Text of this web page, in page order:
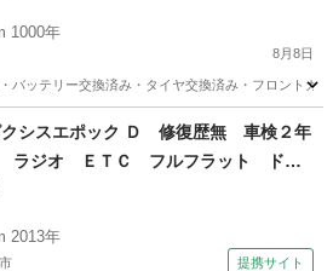
1000年
8月8日
バッテリー交換済み・タイヤ交換済み・フロント
その他
クシスエポック Ｄ 修復歴無 車検２年
ジオ ＥＴＣ フルフラット ドア
イトレベライザー アルミホイー
タイミングチェーン式 フロアマッ
グ （なし）
2013年
提携サイト